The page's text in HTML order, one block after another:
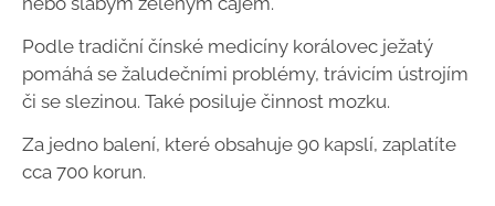
Podle tradiční čínské medicíny korálovec ježatý
pomáhá se žaludečními problémy, trávicím ústrojím
či se slezinou. Také posiluje činnost mozku.
Za jedno balení, které obsahuje 90 kapslí, zaplatíte
cca 700 korun.